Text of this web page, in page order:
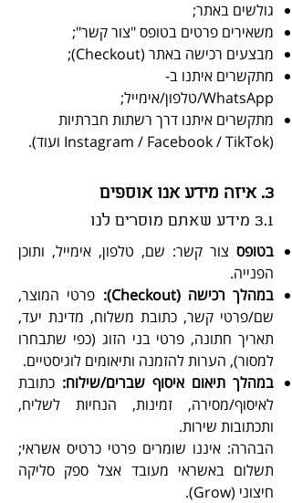
גולשים באתר;
משאירים פרטים בטופס "צור קשר";
מבצעים רכישה באתר (Checkout);
מתקשרים איתנו ב-
WhatsApp/טלפון/אימייל;
מתקשרים איתנו דרך רשתות חברתיות
(Instagram / Facebook / TikTok ועוד).
3. איזה מידע אנו אוספים
3.1 מידע שאתם מוסרים לנו
בטופס צור קשר: שם, טלפון, אימייל, ותוכן
הפנייה.
במהלך רכישה (Checkout):
פרטי המוצר,
שם/פרטי קשר, כתובת משלוח, מדינת יעד,
תאריך חתונה, פרטי בני הזוג (כפי שתבחרו
למסור), הערות להזמנה ותיאומים לוגיסטיים.
במהלך תיאום איסוף שברים/שילוח: כתובת
לאיסוף/מסירה, זמינות, הנחיות לשליח,
ותכתובות שירות.
הבהרה: איננו שומרים פרטי כרטיס אשראי;
תשלום באשראי מעובד אצל ספק סליקה
חיצוני (Grow).